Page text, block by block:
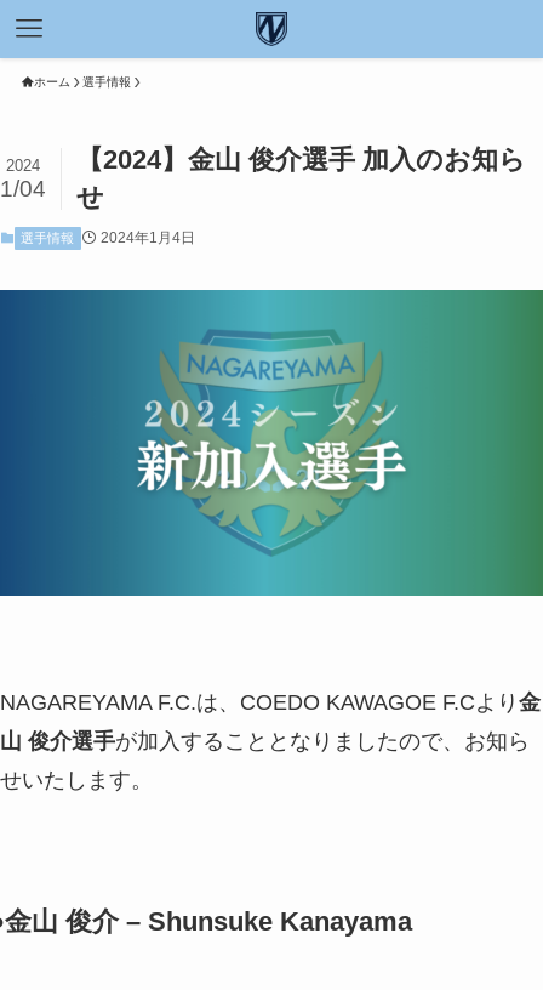
ホーム 選手情報
【2024】金山 俊介選手 加入のお知ら
せ
2024
1/04
選手情報 2024年1月4日
NAGAREYAMA F.C.は、COEDO KAWAGOE F.Cより 金
山 俊介選手が加入することとなりましたので、お知ら
せいたします。
山 俊介 – Shunsuke Kanayama